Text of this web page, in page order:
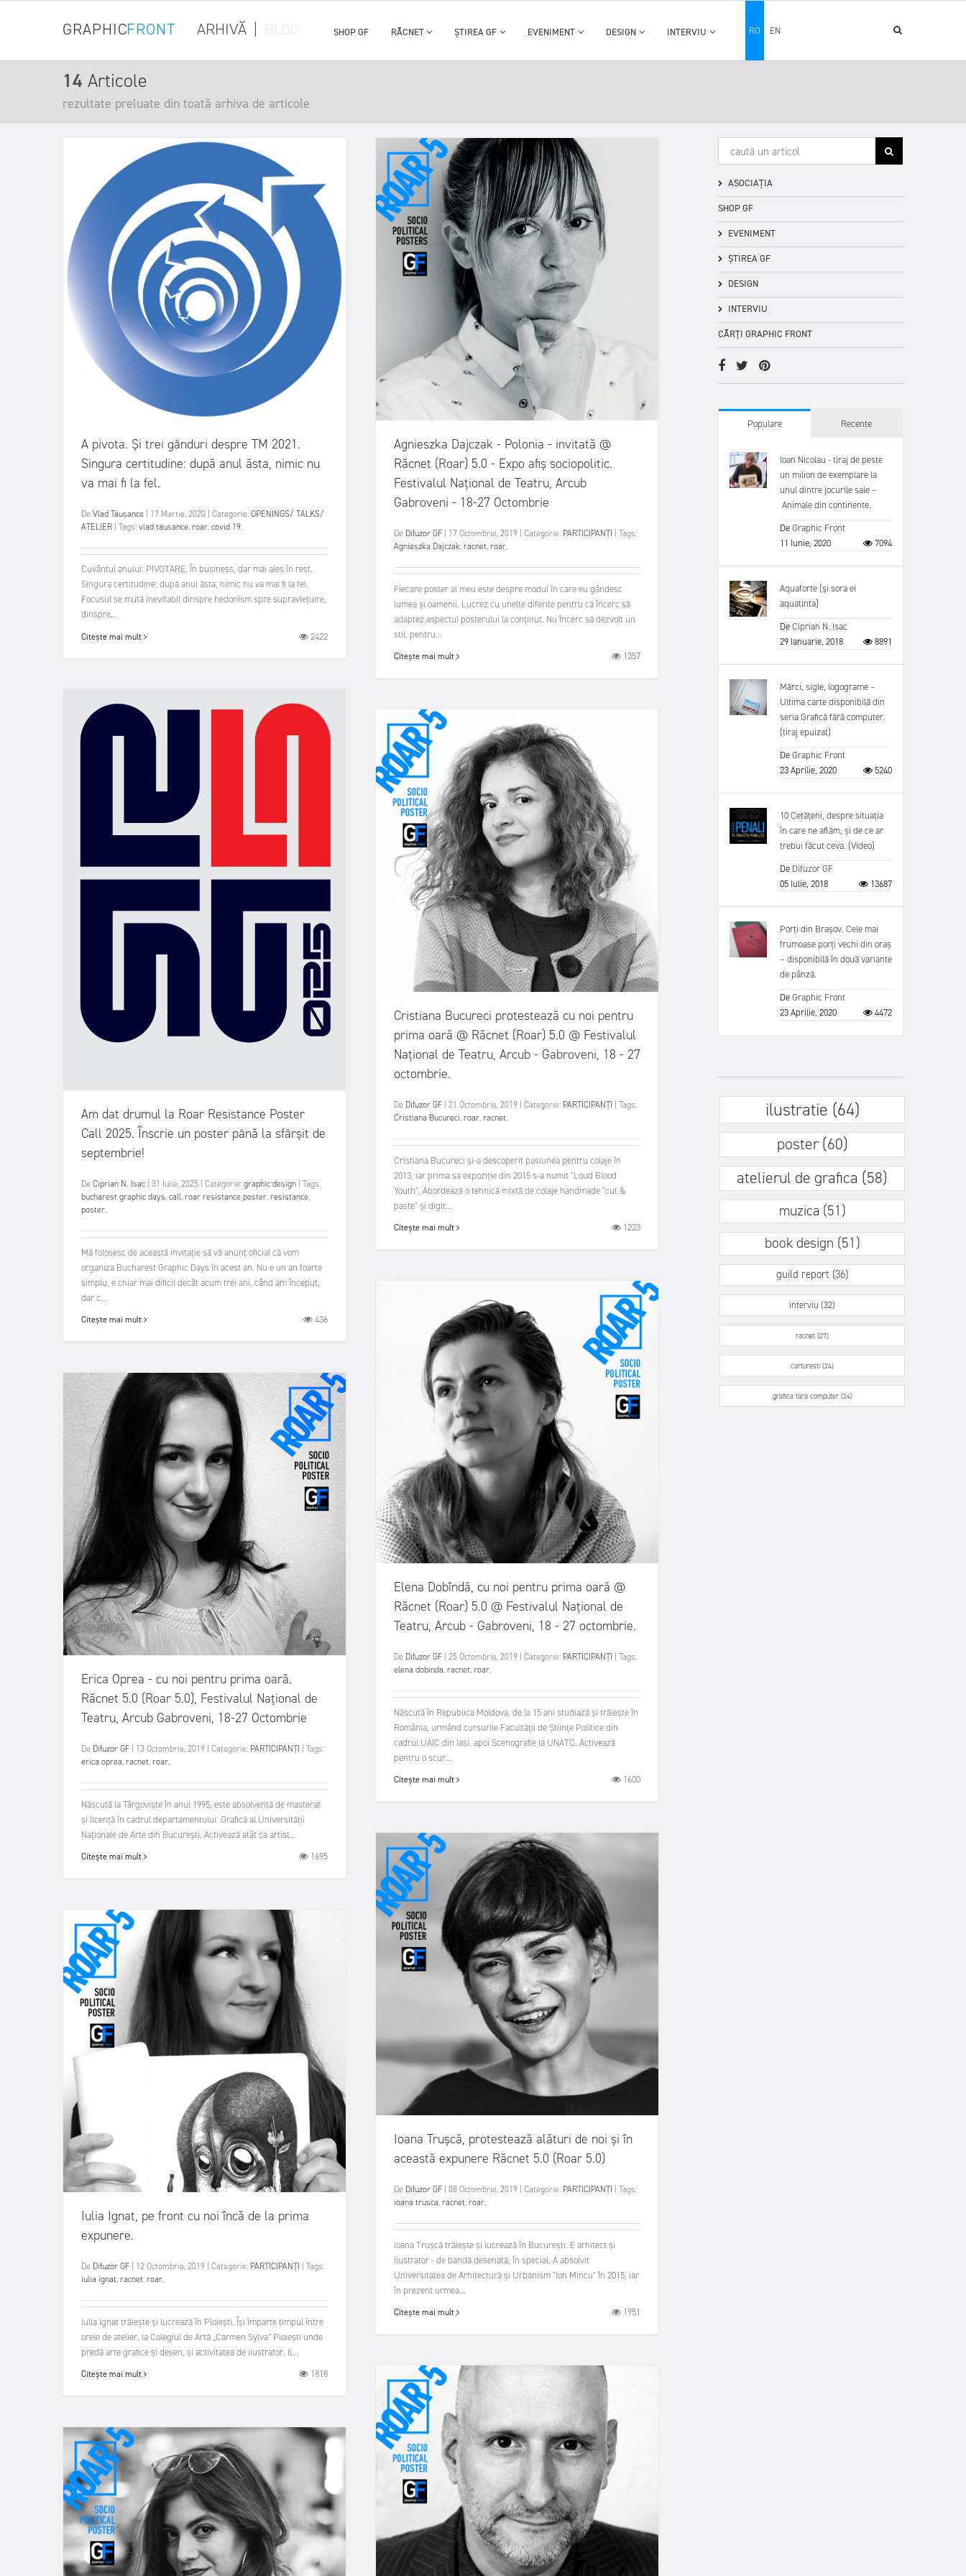
GRAPHICFRONT ARHIVĂ SHOP GF RĂCNET ȘTIREA GF EVENIMENT DESIGN INTERVIU RO EN
14 Articole
rezultate preluate din toată arhiva de articole
A pivota. Și trei gânduri despre TM 2021.
Singura certitudine: după anul ăsta, nimic nu
va mai fi la fel.
De Vlad Tăușance | 17 Martie, 2020 | Categorie:OPENINGS/ TALKS/
ATELIER | Tags:vlad tausance,roar,covid 19,
Cuvântul anului: PIVOTARE. În business, dar mai ales în rest.
Singura certitudine: după anul ăsta, nimic nu va mai fi la fel.
Focusul se mută inevitabil dinspre hedonism spre supraviețuire,
dinspre...
Citește mai mult 2422
Agnieszka Dajczak - Polonia - invitată @
Răcnet (Roar) 5.0 - Expo afiș sociopolitic.
Festivalul Național de Teatru, Arcub
Gabroveni - 18-27 Octombrie
De Difuzor GF 17 Octombrie, 2019 Categorie: PARTICIPANȚI
Tags:
Agnieszka Dajczak,racnet,roar,
Fiecare poster al meu este despre modul în care eu gândesc
lumea și oamenii. Lucrez cu unelte diferite pentru că încerc să
adaptez aspectul posterului la conținut. Nu încerc să dezvolt un
stil, pentru...
Citește mai mult 1357
Am dat drumul la Roar Resistance Poster
Call 2025. Înscrie un poster până la sfârșit de
septembrie!
De Ciprian N. Isac 31 Iulie, 2025 Categorie:graphic design Tags:
bucharest graphic days,call,roar resistance poster,resistance,
poster,
Mă folosesc de această invitație să vă anunț oficial că vom
organiza Bucharest Graphic Days în acest an. Nu e un an foarte
simplu, e chiar mai dificil decât acum trei ani, când am început,
dar c...
Citește mai mult 436
Cristiana Bucureci protestează cu noi pentru
prima oară @ Răcnet (Roar) 5.0 @ Festivalul
Național de Teatru, Arcub - Gabroveni, 18 - 27
octombrie.
De Difuzor GF 21 Octombrie, 2019 Categorie: PARTICIPANȚI
Tags:
Cristiana Bucureci,roar,racnet,
Cristiana Bucureci și-a descoperit pasiunea pentru colaje în
2013, iar prima sa expoziție din 2015 s-a numit "Loud Blood
Youth". Abordează o tehnică mixtă de colaje handmade "cut &
paste" și digit...
Citește mai mult 1223
Elena Dobîndă, cu noi pentru prima oară @
Răcnet (Roar) 5.0 @ Festivalul Național de
Teatru, Arcub - Gabroveni, 18 - 27 octombrie.
De Difuzor GF 25 Octombrie, 2019 Categorie: PARTICIPANȚI
Tags:
elena dobinda,racnet,roar,
Născută în Republica Moldova, de la 15 ani studiază și trăiește în
România, urmând cursurile Facultății de Științe Politice din
cadrul UAIC din Iași, apoi Scenografie la UNATC. Activează
pentru o scur...
Citește mai mult 1600
Erica Oprea - cu noi pentru prima oară.
Răcnet 5.0 (Roar 5.0), Festivalul Național de
Teatru, Arcub Gabroveni, 18-27 Octombrie
De Difuzor GF 13 Octombrie, 2019 Categorie: PARTICIPANȚI
Tags:
erica oprea,racnet,roar,
Născută la Târgoviște în anul 1995, este absolventă de masterat
și licență în cadrul departamentului Grafică al Universității
Naționale de Arte din București. Activează atât ca artist...
Citește mai mult 1695
Ioana Trușcă, protestează alături de noi și în
această expunere Răcnet 5.0 (Roar 5.0)
De Difuzor GF 08 Octombrie, 2019 Categorie: PARTICIPANȚI
Tags:
ioana trusca,racnet,roar,
Ioana Trușcă trăiește și lucrează în București. E arhitect și
ilustrator - de bandă desenată, în special. A absolvit
Universitatea de Arhitectură și Urbanism "Ion Mincu" în 2015, iar
în prezent urmea...
Citește mai mult 1951
Iulia Ignat, pe front cu noi încă de la prima
expunere.
De Difuzor GF 12 Octombrie, 2019 Categorie: PARTICIPANȚI
Tags:
iulia ignat,racnet,roar,
Iulia Ignat trăiește și lucrează în Ploiești. Își împarte timpul între
orele de atelier, la Colegiul de Artă „Carmen Sylva” Ploiești unde
predă arte grafice și desen, și activitatea de ilustrator. Il...
Citește mai mult 1818
ASOCIAȚIA
SHOP GF
EVENIMENT
ȘTIREA GF
DESIGN
INTERVIU
CĂRȚI GRAPHIC FRONT
Populare Recente
Ioan Nicolau - tiraj de peste
un milion de exemplare la
unul dintre jocurile sale –
Animale din continente.
DeGraphic Front
11 Iunie, 2020
7094
Aquaforte (și sora ei
aquatinta)
DeCiprian N. Isac
29 Ianuarie, 2018
8891
Mărci, sigle, logograme –
Ultima carte disponibilă din
seria Grafică fără computer.
(tiraj epuizat)
DeGraphic Front
23 Aprilie, 2020
5240
10 Cetățeni, despre situația
în care ne aflăm, și de ce ar
trebui făcut ceva. (Video)
De Difuzor GF
05 Iulie, 2018
13687
Porți din Brașov. Cele mai
frumoase porți vechi din oraș
– disponibilă în două variante
de pânză.
DeGraphic Front
23 Aprilie, 2020
4472
ilustratie (64)
poster (60)
atelierul de grafica (58)
muzica (51)
book design (51)
guild report (36)
interviu (32)
racnet (27)
carturesti (24)
grafica fara computer (24)